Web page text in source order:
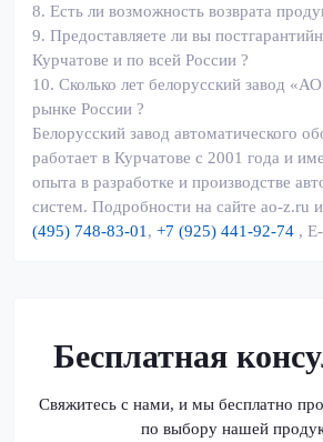
8. Есть ли возможность возврата
9. Предоставляете ли вы
Курчатове и по всей России ?
10. Сколько лет белорусский завод
рынке России ?
Белорусский завод автоматического
работает в Курчатове с 2001 года и
опыта в разработке и производстве
систем. Подробности на сайте ao-z.ru
(495) 748-83-01 , +7 (925) 441-92-74 ,
Бесплатная
Свяжитесь с нами, и мы бесплатно
по выбору нашей